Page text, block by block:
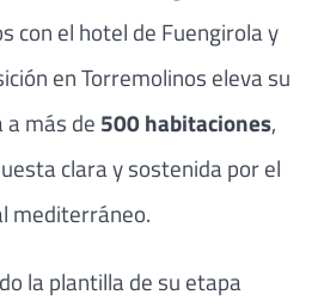
con el hotel de Fuengirola y
en Torremolinos eleva su
a más de 500 habitaciones,
clara y sostenida por el
mediterráneo.
la plantilla de su etapa